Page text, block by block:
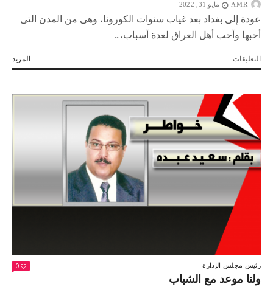
AMR مايو 31, 2022
عودة إلى بغداد بعد غياب سنوات الكورونا، وهى من المدن التى
أحبها وأحب أهل العراق لعدة أسباب،...
المزيد التعليقاتعلى
من
إلى
أبو
ظبى
مغلقة
رئيس مجلس الإدارة 0
ولنا موعد مع الشباب